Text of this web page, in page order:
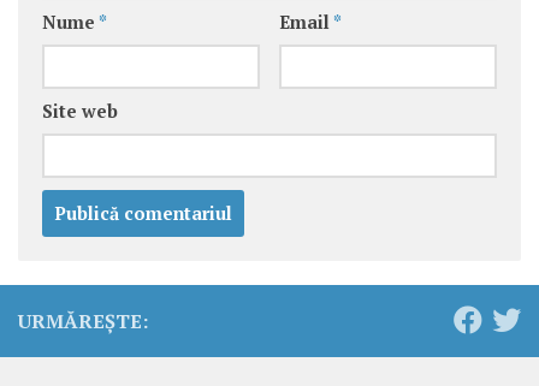
Nume * Email *
Site web
URMĂREȘTE: